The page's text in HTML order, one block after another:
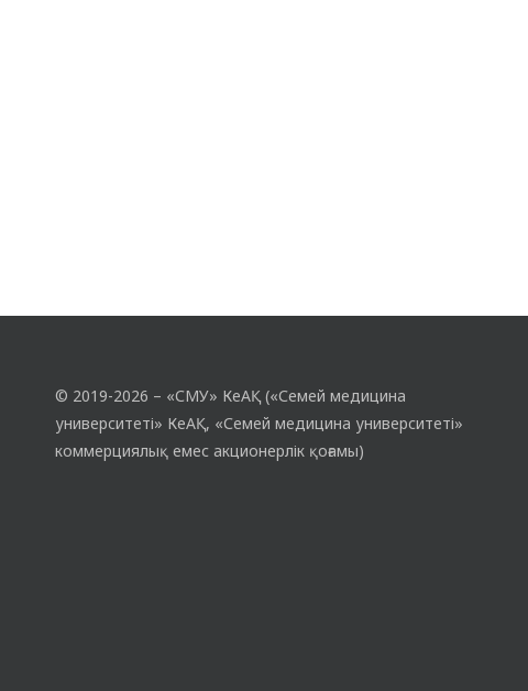
© 2019-2026 – «СМУ» КеАҚ («Семей медицина
университеті» КеАҚ, «Семей медицина университеті»
коммерциялық емес акционерлік қоғамы)